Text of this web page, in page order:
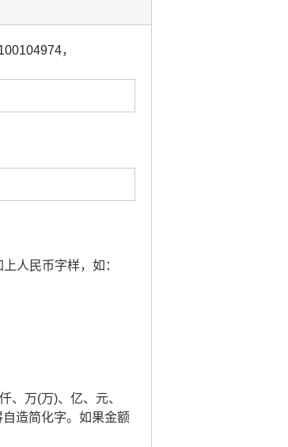
，
人民币字样，如：
、万(万)、亿、元、
造简化字。如果金额